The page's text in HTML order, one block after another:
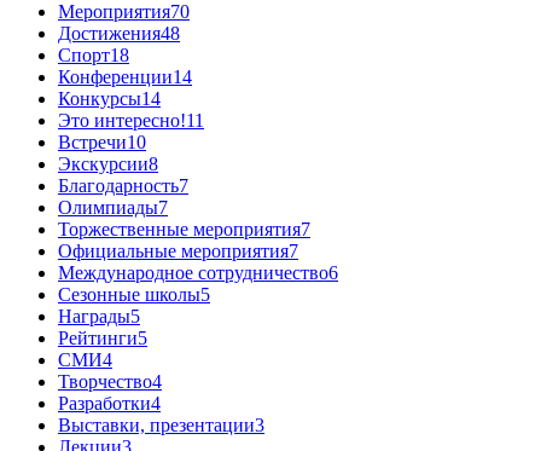
Мероприятия70
Достижения48
Спорт18
Конференции14
Конкурсы14
Это интересно!11
Встречи10
Экскурсии8
Благодарность7
Олимпиады7
Торжественные мероприятия7
Официальные мероприятия7
Международное сотрудничество6
Сезонные школы5
Награды5
Рейтинги5
СМИ4
Творчество4
Разработки4
Выставки, презентации3